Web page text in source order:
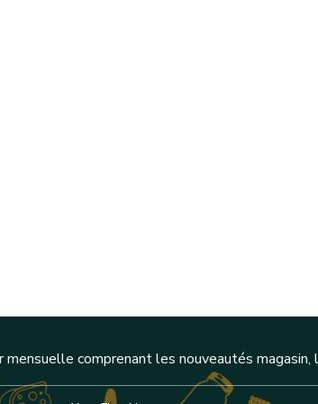
comprenant les nouveautés